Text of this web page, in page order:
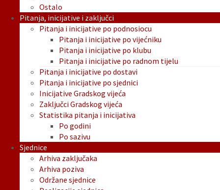
Ostalo
Pitanja, inicijative i zaključci
Pitanja i inicijative po podnosiocu
Pitanja i inicijative po vijećniku
Pitanja i inicijative po klubu
Pitanja i inicijative po radnom tijelu
Pitanja i inicijative po dostavi
Pitanja i inicijative po sjednici
Inicijative Gradskog vijeća
Zaključci Gradskog vijeća
Statistika pitanja i inicijativa
Po godini
Po sazivu
Sjednice
Arhiva zaključaka
Arhiva poziva
Održane sjednice